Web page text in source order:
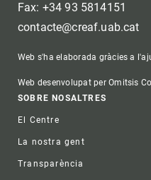
Fax: +34 93 5814151
contacte@creaf.uab.cat
Web s'ha elaborada gràcies a
Web desenvolupat per Omitsis
Footer
SOBRE NOSALTRES
El Centre
La nostra gent
Transparència